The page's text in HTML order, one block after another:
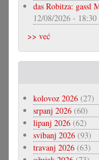
das Robitza: gassl
12/08/2026 - 18:30
>> već
kolovoz 2026 (27)
srpanj 2026 (60)
lipanj 2026 (62)
svibanj 2026 (93)
travanj 2026 (63)